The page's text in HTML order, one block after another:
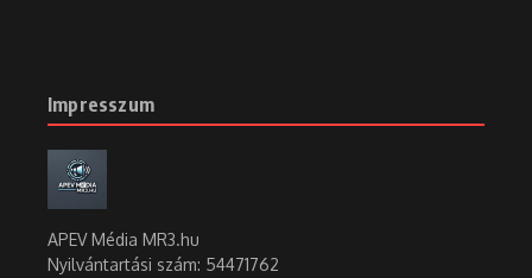
Impresszum
APEV Média MR3.hu
Nyilvántartási szám: 54471762